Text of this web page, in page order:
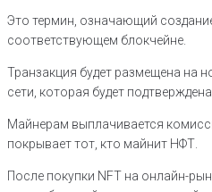
Это термин, означающий
соответствующем блокчейне.
Транзакция будет размещена на
сети, которая будет
Майнерам выплачивается
покрывает тот, кто майнит НФТ.
После покупки NFT на онлайн-